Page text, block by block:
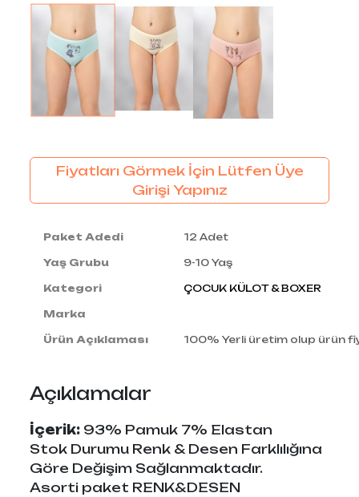
Fiyatları Görmek İçin Lütfen Üye
Girişi Yapınız
Paket Adedi 12 Adet
Yaş Grubu 9-10 Yaş
Kategori ÇOCUK KÜLOT & BOXER
Marka
Ürün Açıklaması 100% Yerli üretim olup ürün
Açıklamalar
İçerik: 93% Pamuk 7% Elastan
Stok Durumu Renk & Desen Farklılığına
Göre Değişim Sağlanmaktadır.
Asorti paket RENK&DESEN